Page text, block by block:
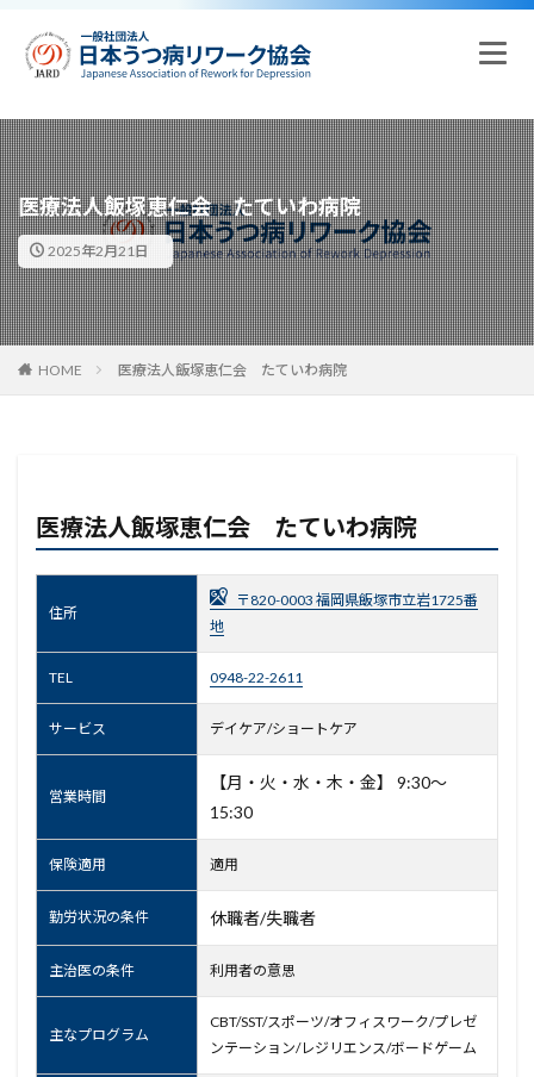
医療法人飯塚恵仁会 たていわ病院
2025年2月21日
HOME 医療法人飯塚恵仁会 たていわ病院
医療法人飯塚恵仁会 たていわ病院
住所
〒820-0003 福岡県飯塚市立岩1725番
地
TEL 0948-22-2611
サービス デイケア/ショートケア
営業時間
【月・火・水・木・金】 9:30～
15:30
保険適用 適用
勤労状況の条件 休職者/失職者
主治医の条件 利用者の意思
主なプログラム
CBT/SST/スポーツ/オフィスワーク/プレゼ
ンテーション/レジリエンス/ボードゲーム